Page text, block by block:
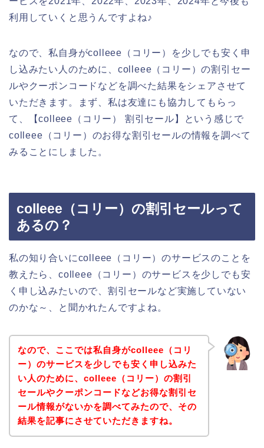
利用していくと思うんですよね♪
なので、私自身がcolleee（コリー）を少しでも安く申
し込みたい人のために、colleee（コリー）の割引セー
ルやクーポンコードなどを調べた結果をシェアさせて
いただきます。まず、私は友達にも協力してもらっ
て、【colleee（コリー） 割引セール】という感じで
colleee（コリー）のお得な割引セールの情報を調べて
みることにしました。
colleee（コリー）の割引セールって
あるの？
私の知り合いにcolleee（コリー）のサービスのことを
教えたら、colleee（コリー）のサービスを少しでも安
く申し込みたいので、割引セールなど実施していない
のかな～、と聞かれたんですよね。
なので、ここでは私自身がcolleee（コリ
ー）のサービスを少しでも安く申し込みた
い人のために、colleee（コリー）の割引
セールやクーポンコードなどお得な割引セ
ール情報がないかを調べてみたので、その
結果を記事にさせていただきますね。